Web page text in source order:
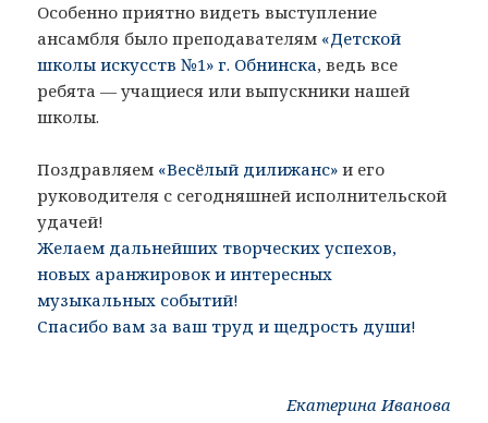
Особенно приятно видеть выступление
ансамбля было преподавателям «Детской
школы искусств №1» г. Обнинска, ведь все
ребята — учащиеся или выпускники нашей
школы.
Поздравляем «Весёлый дилижанс» и его
руководителя с сегодняшней исполнительской
удачей!
Желаем дальнейших творческих успехов,
новых аранжировок и интересных
музыкальных событий!
Спасибо вам за ваш труд и щедрость души!
Екатерина Иванова